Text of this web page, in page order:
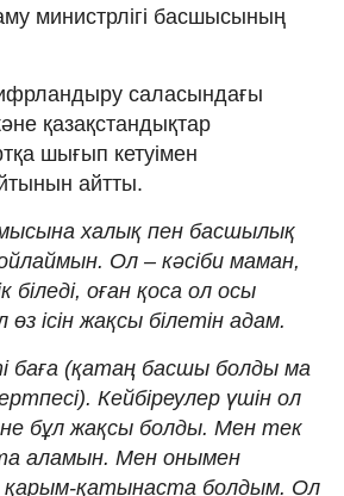
министрлігі басшысының
саласындағы
қазақстандықтар
шығып кетуімен
айтты.
халық пен басшылық
Ол – кәсіби маман,
біледі, оған қоса ол осы
ісін жақсы білетін адам.
баға (қатаң басшы болды ма
Кейбіреулер үшін ол
бұл жақсы болды. Мен тек
аламын. Мен онымен
қатынаста болдым. Ол